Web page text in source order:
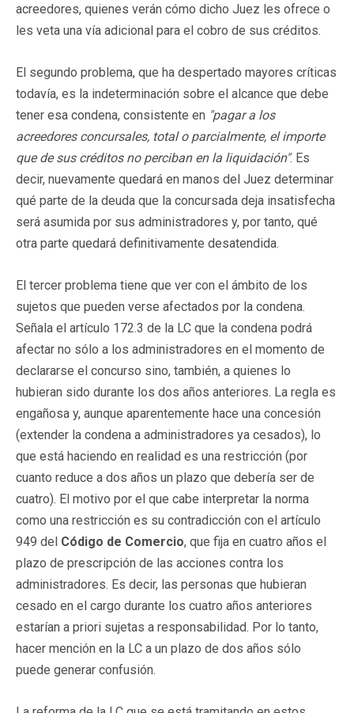
acreedores, quienes verán cómo dicho Juez les ofrece o
les veta una vía adicional para el cobro de sus créditos.
El segundo problema, que ha despertado mayores críticas
todavía, es la indeterminación sobre el alcance que debe
tener esa condena, consistente en "pagar a los
acreedores concursales, total o parcialmente, el importe
que de sus créditos no perciban en la liquidación". Es
decir, nuevamente quedará en manos del Juez determinar
qué parte de la deuda que la concursada deja insatisfecha
será asumida por sus administradores y, por tanto, qué
otra parte quedará definitivamente desatendida.
El tercer problema tiene que ver con el ámbito de los
sujetos que pueden verse afectados por la condena.
Señala el artículo 172.3 de la LC que la condena podrá
afectar no sólo a los administradores en el momento de
declararse el concurso sino, también, a quienes lo
hubieran sido durante los dos años anteriores. La regla es
engañosa y, aunque aparentemente hace una concesión
(extender la condena a administradores ya cesados), lo
que está haciendo en realidad es una restricción (por
cuanto reduce a dos años un plazo que debería ser de
cuatro). El motivo por el que cabe interpretar la norma
como una restricción es su contradicción con el artículo
949 del Código de Comercio, que fija en cuatro años el
plazo de prescripción de las acciones contra los
administradores. Es decir, las personas que hubieran
cesado en el cargo durante los cuatro años anteriores
estarían a priori sujetas a responsabilidad. Por lo tanto,
hacer mención en la LC a un plazo de dos años sólo
puede generar confusión.